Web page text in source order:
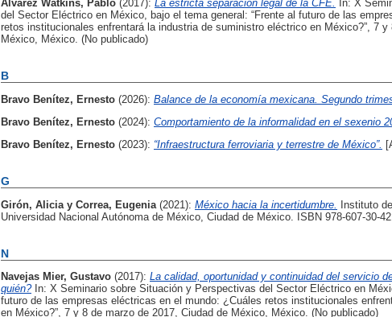
Alvarez Watkins, Pablo (2017): La estricta separación legal de la CFE.
In: X
del Sector Eléctrico en México, bajo el tema general: “Frente al futuro de las
retos institucionales enfrentará la industria de suministro eléctrico en México?”, 7
México, México. (No publicado)
B
Bravo Benítez, Ernesto (2026): Balance de la economía mexicana. Segundo
Bravo Benítez, Ernesto (2024): Comportamiento de la informalidad en el sexenio
Bravo Benítez, Ernesto (2023): “Infraestructura ferroviaria y terrestre de México”.
G
Girón, Alicia y Correa, Eugenia (2021): México hacia la incertidumbre. Instituto
Universidad Nacional Autónoma de México, Ciudad de México. ISBN 978-607-30-
N
Navejas Mier, Gustavo (2017): La calidad, oportunidad y continuidad del servicio
quién?In: X Seminario sobre Situación y Perspectivas del Sector Eléctrico en
futuro de las empresas eléctricas en el mundo: ¿Cuáles retos institucionales
en México?”, 7 y 8 de marzo de 2017, Ciudad de México, México. (No publicado)